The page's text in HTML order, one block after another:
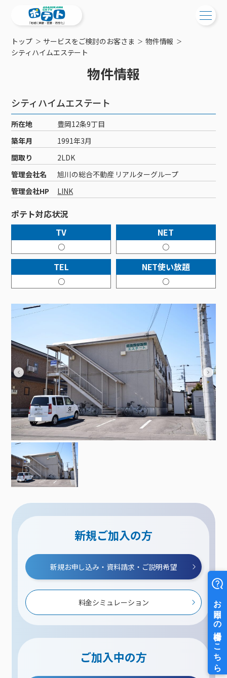
ご検討中の方
工事・配線について
新居をご検討中の方へ
ポテトを導入している集合住宅
物件情報
特典・キャンペーン
おトクな割引サービス
ご加入中の方
ご加入中のサービス確認・変更
WEBメール
サポートサービス
サポートサービストップ
リモートコール
回線速度測定
接続・設定⽅法
訪問サポート＆サポートパックサービス料⾦表
新着情報
メンテナンス・障害情報
ポテトからのプレゼント
イベントカレンダー
講座のご案内
サービス案内
サービス案内
ケーブルテレビ
ケーブルテレビトップ
チャンネル紹介
料⾦プラン
NHK衛星受信料団体⼀括⽀払
機器⼀覧
インターネット
インターネットトップ
料⾦プラン
Wi-Fiサービス
ポテトホーム防犯カメラ
オプションサービス
インターネットギガシェアプラン
固定電話
固定電話トップ
基本料⾦・通話料⾦
オプションサービス
auスマートバリュー
auまとめトーク
ポテトスマートフォントップ
料⾦プラン
機種⼀覧
オプションサービス
でんき
でんきトップ
ポラリンでんき×ポテト
ポテトでんき
暮らしを快適にするサービス
暮らしを快適にするサービストップ
ポテトライフメール
みるプラス
コミチャン
お困りの方はこちら
会社案内
メンテナンス
障害情報
お申し込み
トップ サービスをご検討のお客さま
物件情報
シティハイムエステート
物件情報
シティハイムエステート
所在地
豊岡12条9丁目
築年月
1991年3月
間取り
2LDK
管理会社名
旭川の総合不動産 リアルターグループ
管理会社HP
LINK
ポテト対応状況
TV
○
NET
○
TEL
○
NET使い放題
○
新規ご加入の方
新規お申し込み・資料請求・ご説明希望
料金シミュレーション
ご加入中の方